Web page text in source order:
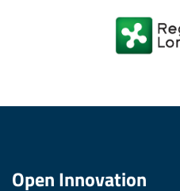
Open Innovation